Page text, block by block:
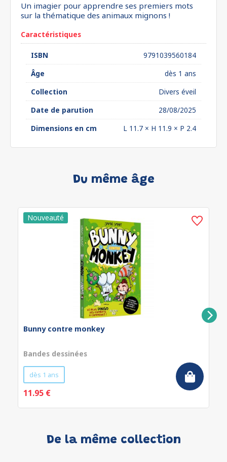
Un imagier pour apprendre ses premiers mots
sur la thématique des animaux mignons !
Caractéristiques
ISBN
9791039560184
Âge
dès 1 ans
Collection
Divers éveil
Date de parution
28/08/2025
Dimensions en cm
L 11.7 × H 11.9 × P 2.4
Du même âge
Bunny contre monkey
Bandes dessinées
dès 1 ans
11.95 €
De la même collection